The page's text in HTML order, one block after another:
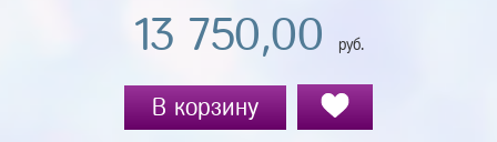
13 750,00 руб.
В корзину